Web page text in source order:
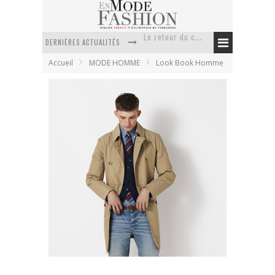
DERNIÈRES ACTUALITÉS
Doudoune pour femme : choisir la pièce idéale entre style, chaleur et durabilité
La trousse de toilette : l’accessoire indispensable de voyage
Accueil MODE HOMME Look Book Homme
GANT Ruegger – collection printemps été
En Mode Fashion
19 septembre 2011
Look Book Homme